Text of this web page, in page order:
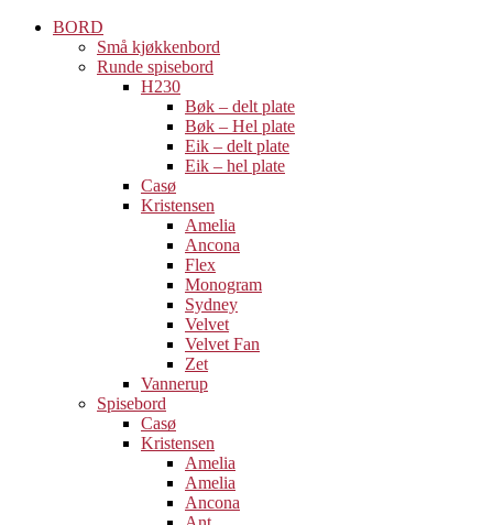
BORD
Små kjøkkenbord
Runde spisebord
H230
Bøk – delt plate
Bøk – Hel plate
Eik – delt plate
Eik – hel plate
Casø
Kristensen
Amelia
Ancona
Flex
Monogram
Sydney
Velvet
Velvet Fan
Zet
Vannerup
Spisebord
Casø
Kristensen
Amelia
Amelia
Ancona